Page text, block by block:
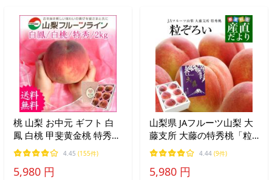
桃 山梨 お中元 ギフト 白
鳳 白桃 甲斐黄金桃 特秀
約2kg 5〜8個入 送料無料
※一部地域を除く
4.45 (155件)
5,980 円
山梨県 JAフルーツ山梨 大
藤支所 大藤の特秀桃「粒
ぞろい」 約1.8キロ (5玉か
ら6玉) 送料無料 桃 もも 市
場発送爆買
4.44 (9件)
5,980 円